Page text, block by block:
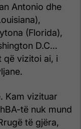
Antonio dhe
(Florida),
D.C…
që vizitoi ai, i
Kam vizituar
të nuk mund
të gjëra,